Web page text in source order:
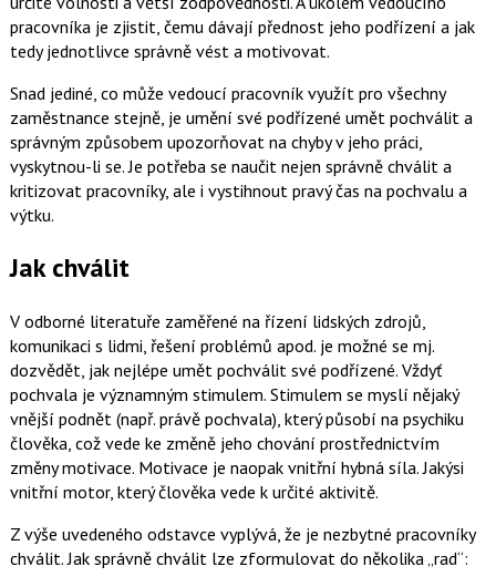
pracovníka je zjistit, čemu dávají přednost jeho podřízení a jak
tedy jednotlivce správně vést a motivovat.
Snad jediné, co může vedoucí pracovník využít pro všechny
zaměstnance stejně, je umění své podřízené umět pochválit a
správným způsobem upozorňovat na chyby v jeho práci,
vyskytnou-li se. Je potřeba se naučit nejen správně chválit a
kritizovat pracovníky, ale i vystihnout pravý čas na pochvalu a
výtku.
Jak chválit
V odborné literatuře zaměřené na řízení lidských zdrojů,
komunikaci s lidmi, řešení problémů apod. je možné se mj.
dozvědět, jak nejlépe umět pochválit své podřízené. Vždyť
pochvala je významným stimulem. Stimulem se myslí nějaký
vnější podnět (např. právě pochvala), který působí na psychiku
člověka, což vede ke změně jeho chování prostřednictvím
změny motivace. Motivace je naopak vnitřní hybná síla. Jakýsi
vnitřní motor, který člověka vede k určité aktivitě.
Z výše uvedeného odstavce vyplývá, že je nezbytné pracovníky
chválit. Jak správně chválit lze zformulovat do několika „rad“: